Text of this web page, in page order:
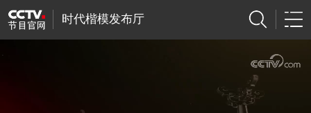
时代楷模发布厅